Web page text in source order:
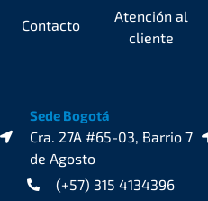
Contacto
Atención al
cliente
Sede Bogotá
Cra. 27A #65-03, Barrio 7
de Agosto
(+57) 315 4134396